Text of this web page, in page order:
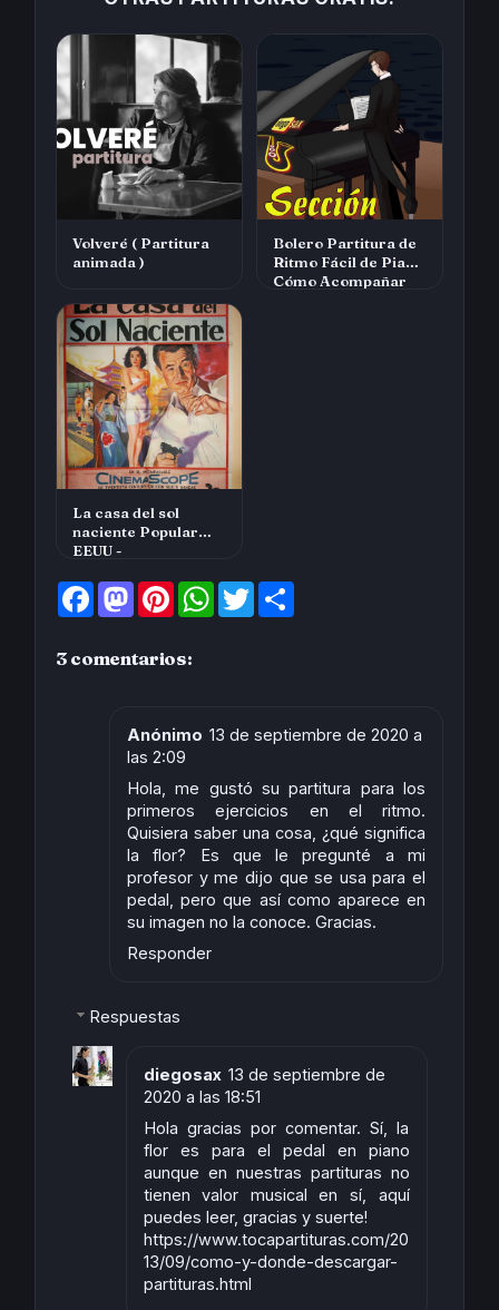
Volveré ( Partitura
animada )
Bolero Partitura de
Ritmo Fácil de Piano
Cómo Acompañar
La casa del sol
naciente Popular
EEUU -
F
b
M
o
P
e
t
W
T
w
3 comentarios:
Anónimo 13 de septiembre de 2020 a
las 2:09
Hola, me gustó su partitura para los
primeros ejercicios en el ritmo.
Quisiera saber una cosa, ¿qué significa
la flor? Es que le pregunté a mi
profesor y me dijo que se usa para el
pedal, pero que así como aparece en
su imagen no la conoce. Gracias.
Responder
Respuestas
diegosax 13 de septiembre de
2020 a las 18:51
Hola gracias por comentar. Sí, la
flor es para el pedal en piano
aunque en nuestras partituras no
tienen valor musical en sí, aquí
puedes leer, gracias y suerte!
https://www.tocapartituras.com/20
13/09/como-y-donde-descargar-
partituras.html